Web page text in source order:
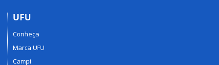
UFU
Conheça
Marca UFU
Campi